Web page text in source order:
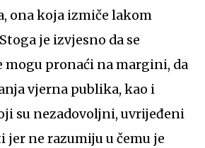
ona koja izmiče lakom
je izvjesno da se
mogu pronaći na margini, da
vjerna publika, kao i
su nezadovoljni, uvrijeđeni
ne razumiju u čemu je